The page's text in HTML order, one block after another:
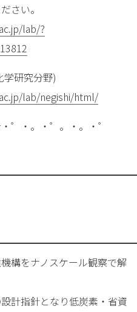
さい。
lab/?
研究分野)
lab/negishi/html/
。・゜。・。・゜
ナノスケール観察で解
針となり低炭素・省資